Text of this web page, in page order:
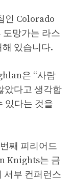
인 Colorado
망가는 라스
있습니다.
은 “사람
았다고 생각합
있다는 것을
째 피리어드
Knights는 금
서부 컨퍼런스